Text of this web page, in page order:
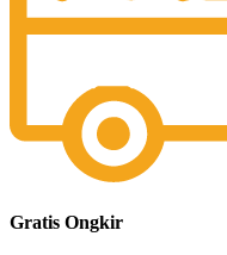
Gratis Ongkir